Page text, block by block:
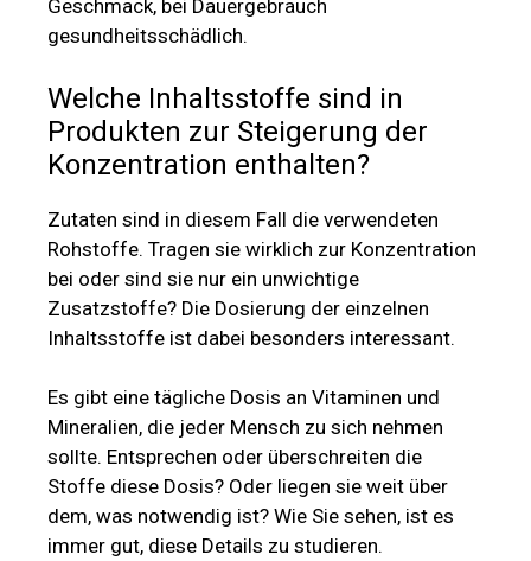
Geschmack, bei Dauergebrauch
gesundheitsschädlich.
Welche Inhaltsstoffe sind in
Produkten zur Steigerung der
Konzentration enthalten?
Zutaten sind in diesem Fall die verwendeten
Rohstoffe. Tragen sie wirklich zur Konzentration
bei oder sind sie nur ein unwichtige
Zusatzstoffe? Die Dosierung der einzelnen
Inhaltsstoffe ist dabei besonders interessant.
Es gibt eine tägliche Dosis an Vitaminen und
Mineralien, die jeder Mensch zu sich nehmen
sollte. Entsprechen oder überschreiten die
Stoffe diese Dosis? Oder liegen sie weit über
dem, was notwendig ist? Wie Sie sehen, ist es
immer gut, diese Details zu studieren.